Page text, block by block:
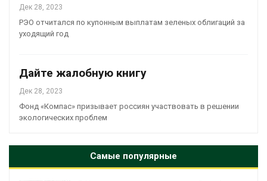
Дек 28, 2023
РЭО отчитался по купонным выплатам зеленых облигаций за
уходящий год
Дайте жалобную книгу
Дек 28, 2023
Фонд «Компас» призывает россиян участвовать в решении
экологических проблем
Самые популярные